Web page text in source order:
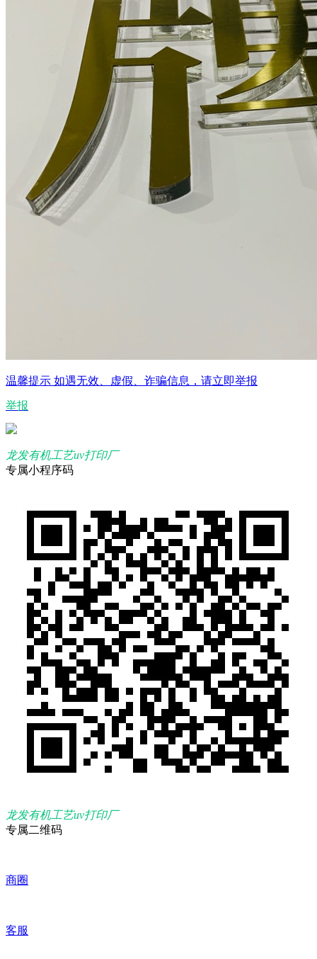
温馨提示 如遇无效、虚假、诈骗信息，请立即举报
举报
龙发有机工艺uv打印厂
专属小程序码
龙发有机工艺uv打印厂
专属二维码
商圈
客服